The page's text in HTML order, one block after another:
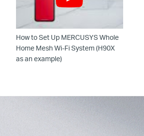
How to Set Up MERCUSYS Whole
Home Mesh Wi-Fi System (H90X
as an example)